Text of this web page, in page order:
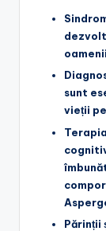
sunt
vieții
Părinții